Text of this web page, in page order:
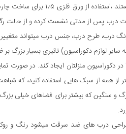
توجه به اینکه این درب ها
درب پس از مدتی نشست کرده و از حالت
درب، طرح درب، جنس درب میتواند
لوازم دکوراسیون) تاثیری بسیار بزرگ
منزلتان ایجاد کند. در صورت
از همه از سبک هایی استفاده کنید، که
و سنگین که بیشتر برای فضاهای خیلی
طراحی درب های ضد سرقت میشود رنگ و